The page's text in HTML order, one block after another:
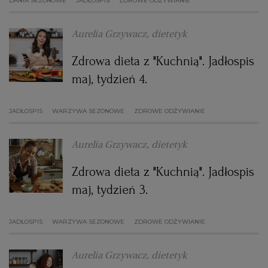
ZAKOPANE
ZIELONA GÓRA
Aurelia Grzywacz, dietetyk
Zdrowa dieta z "Kuchnią". Jadłospis
maj, tydzień 4.
JADŁOSPIS WARZYWA SEZONOWE ZDROWE ODŻYWIANIE
Aurelia Grzywacz, dietetyk
Zdrowa dieta z "Kuchnią". Jadłospis
maj, tydzień 3.
JADŁOSPIS WARZYWA SEZONOWE ZDROWE ODŻYWIANIE
Aurelia Grzywacz, dietetyk